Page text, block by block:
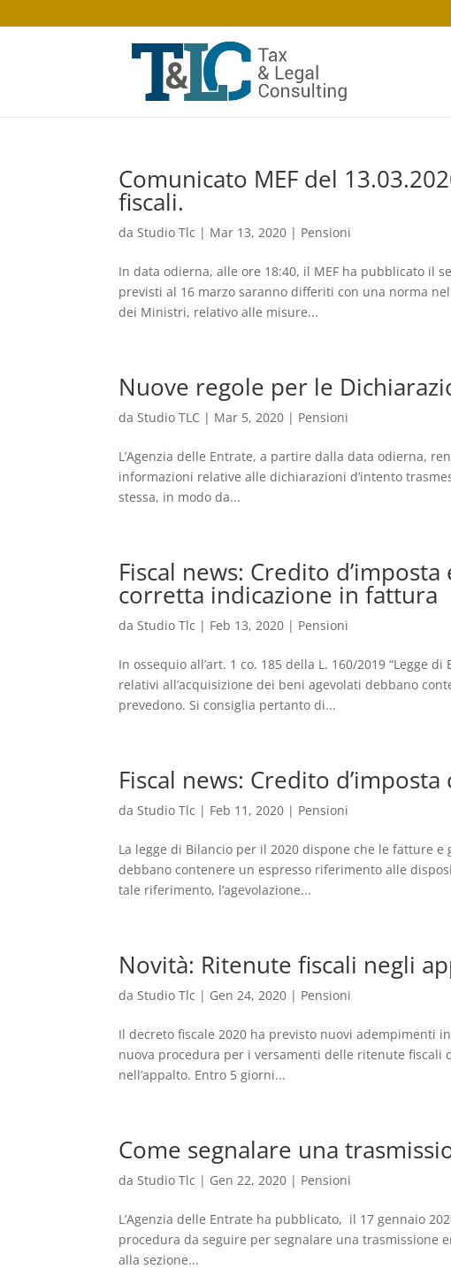
Comunicato MEF del
fiscali.
daStudio Tlc | Mar 13, 2020 | Pensioni
In data odierna, alle ore 18:40, il MEF ha pubblicato il
previsti al 16 marzo saranno differiti con una norma
dei Ministri, relativo alle misure...
Nuove regole per le
daStudio TLC | Mar 5, 2020 | Pensioni
L’Agenzia delle Entrate, a partire dalla data odierna,
informazioni relative alle dichiarazioni d’intento
stessa, in modo da...
Fiscal news: Credito
corretta indicazione in fattura
daStudio Tlc | Feb 13, 2020 | Pensioni
In ossequio all’art. 1 co. 185 della L. 160/2019 “Legge
relativi all’acquisizione dei beni agevolati debbano
prevedono. Si consiglia pertanto di...
Fiscal news: Credito
daStudio Tlc | Feb 11, 2020 | Pensioni
La legge di Bilancio per il 2020 dispone che le fatture
debbano contenere un espresso riferimento alle
tale riferimento, l’agevolazione...
Novità: Ritenute fiscali negli
daStudio Tlc | Gen 24, 2020 | Pensioni
Il decreto fiscale 2020 ha previsto nuovi adempimenti
nuova procedura per i versamenti delle ritenute
nell’appalto. Entro 5 giorni...
Come segnalare una
daStudio Tlc | Gen 22, 2020 | Pensioni
L’Agenzia delle Entrate ha pubblicato, il 17 gennaio
procedura da seguire per segnalare una trasmissione
alla sezione...